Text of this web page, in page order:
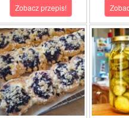
Zobacz przepis!